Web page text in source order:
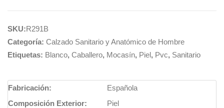
SKU:R291B
Categoría: Calzado Sanitario y Anatómico de Hombre
Etiquetas: Blanco, Caballero, Mocasín, Piel, Pvc, Sanitario
Fabricación:
Española
Composición Exterior:
Piel